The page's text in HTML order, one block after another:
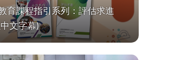
育課程指引系列：評估求進
文字幕)